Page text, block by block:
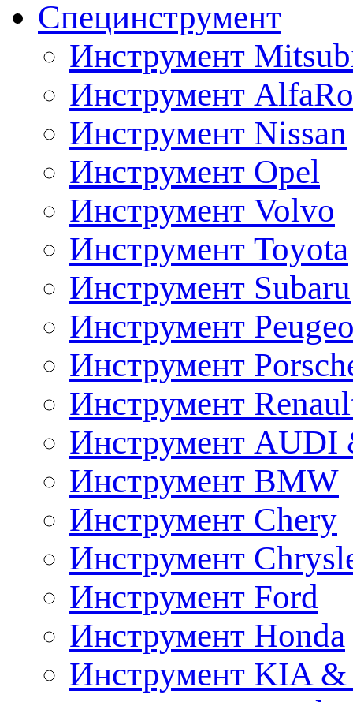
Специнструмент
Инструмент
Инструмент
Инструмент Nissan
Инструмент Opel
Инструмент Volvo
Инструмент Toyota
Инструмент Subaru
Инструмент
Инструмент
Инструмент
Инструмент AUDI
Инструмент BMW
Инструмент Chery
Инструмент
Инструмент Ford
Инструмент Honda
Инструмент KIA